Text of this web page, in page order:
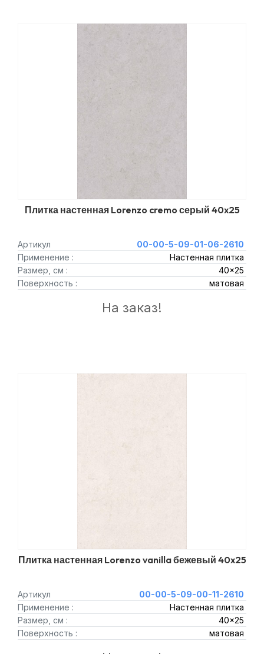
Плитка настенная Lorenzo cremo серый 40x25
Артикул
00-00-5-09-01-06-2610
Применение :
Настенная плитка
Размер, см :
40x25
Поверхность :
матовая
На заказ!
Плитка настенная Lorenzo vanilla бежевый 40x25
Артикул
00-00-5-09-00-11-2610
Применение :
Настенная плитка
Размер, см :
40x25
Поверхность :
матовая